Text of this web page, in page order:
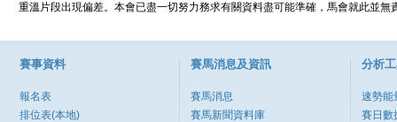
重溫片段出現偏差。本會已盡一切努力務求有關資料盡可能準確，馬會就此並
賽事資料
報名表
排位表(本地)
賽馬消息及資訊
賽馬消息
賽馬新聞資料庫
分析
速勢能
賽日數